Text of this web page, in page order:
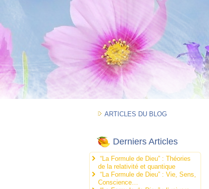
ARTICLES DU BLOG
Derniers Articles
“La Formule de Dieu” : Théories
de la relativité et quantique
“La Formule de Dieu” : Vie, Sens,
Conscience…